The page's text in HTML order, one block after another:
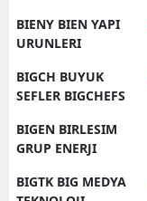
BIENY BIEN YAPI
URUNLERI
BIGCH BUYUK
SEFLER BIGCHEFS
BIGEN BIRLESIM
GRUP ENERJI
BIGTK BIG MEDYA